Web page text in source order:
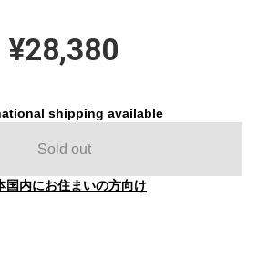
¥28,380
shipping available
Sold out
国内にお住まいの方向け